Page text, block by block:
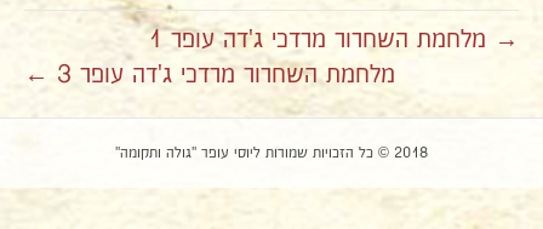
→ מלחמת השחרור מרדכי ג'דה עופר 1
מלחמת השחרור מרדכי ג'דה עופר 3 ←
2018 © כל הזכויות שמורות ליוסי עופר "גולה ותקומה"